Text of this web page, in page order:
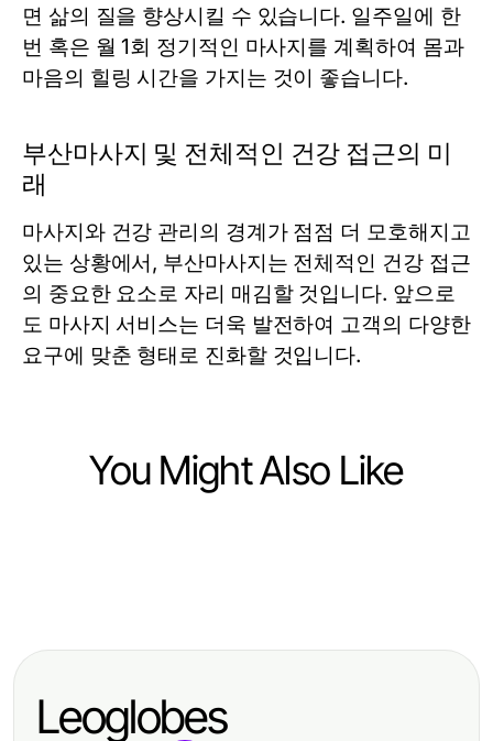
면 삶의 질을 향상시킬 수 있습니다. 일주일에 한
번 혹은 월 1회 정기적인 마사지를 계획하여 몸과
마음의 힐링 시간을 가지는 것이 좋습니다.
부산마사지 및 전체적인 건강 접근의 미
래
마사지와 건강 관리의 경계가 점점 더 모호해지고
있는 상황에서, 부산마사지는 전체적인 건강 접근
의 중요한 요소로 자리 매김할 것입니다. 앞으로
도 마사지 서비스는 더욱 발전하여 고객의 다양한
요구에 맞춘 형태로 진화할 것입니다.
You Might Also Like
Mistakes and How to Fix Them for
6 Expert-Approved NAD+ Benefits
2026
Leoglobes